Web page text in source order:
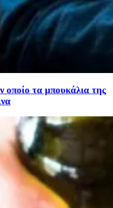
οποίο τα μπουκάλια της